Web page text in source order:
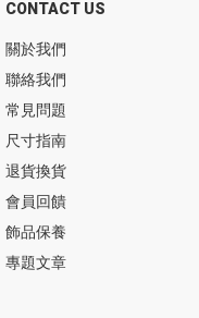
CONTACT US
關於我們
聯絡我們
常見問題
尺寸指南
退貨換貨
會員回饋
飾品保養
專題文章